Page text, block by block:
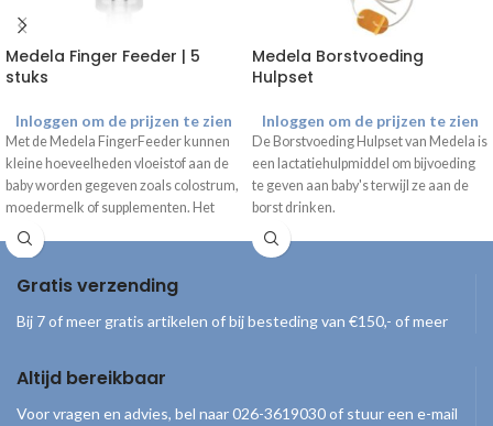
Medela Finger Feeder | 5
stuks
Inloggen om de prijzen te zien
Met de Medela FingerFeeder kunnen
kleine hoeveelheden vloeistof aan de
baby worden gegeven zoals colostrum,
moedermelk of supplementen. Het
mondstuk is gemaakt van zachte
siliconen zodat de pasgeborene geen
hinder ondervindt. De spuit die nodig is
in combinatie met de Finger Feeder, is
los verkrijgbaar.
Medela Borstvoeding
Hulpset
Inloggen om de prijzen te zien
De Borstvoeding Hulpset van Medela is
een lactatiehulpmiddel om bijvoeding
te geven aan baby's terwijl ze aan de
borst drinken.
Gratis verzending
Bij 7 of meer gratis artikelen of bij besteding van €150,- of meer
Altijd bereikbaar
Voor vragen en advies, bel naar 026-3619030 of stuur een e-mail